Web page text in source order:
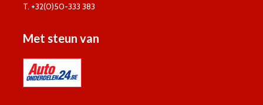
T. +32(0)50-333 383
Met steun van